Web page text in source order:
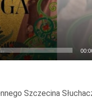
Szczecina